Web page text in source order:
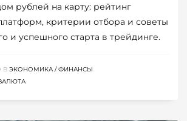
рублей на карту: рейтинг
критерии отбора и советы
и успешного старта в трейдинге.
В ЭКОНОМИКА / ФИНАНСЫ